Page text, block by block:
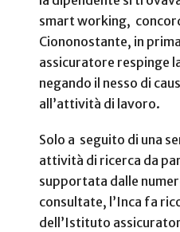
smart working,
Ciononostante, in
assicuratore respinge
negando il nesso di
all’attività di lavoro.
Solo a seguito di una
attività di ricerca da
supportata dalle
consultate, l’Inca fa
dell’Istituto